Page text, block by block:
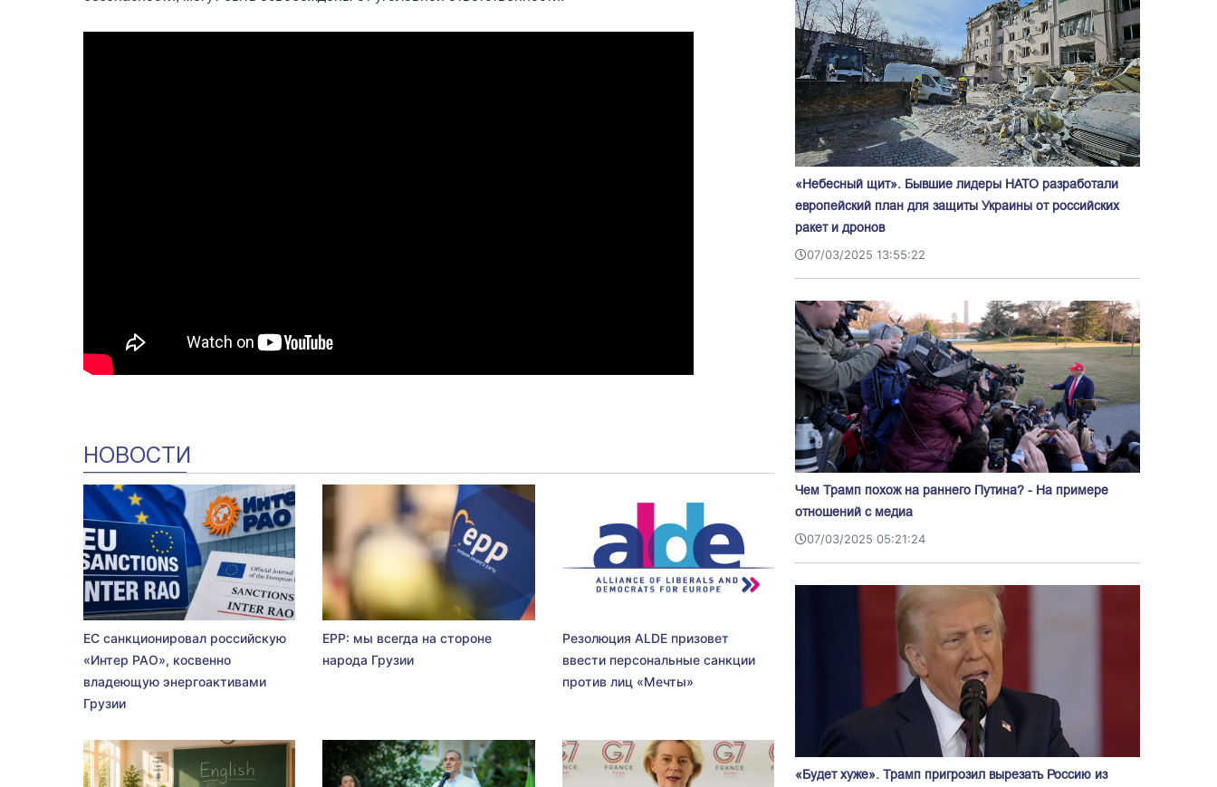
НОВОСТИ
ЕС санкционировал российскую
«Интер РАО», косвенно
владеющую энергоактивами
Грузии
EPP: мы всегда на стороне
народа Грузии
Резолюция ALDE призовет
ввести персональные санкции
против лиц «Мечты»
«Небесный щит». Бывшие лидеры НАТО разработали
европейский план для защиты Украины от российских
ракет и дронов
07/03/2025 13:55:22
Чем Трамп похож на раннего Путина? - На примере
отношений с медиа
07/03/2025 05:21:24
«Будет хуже». Трамп пригрозил вырезать Россию из